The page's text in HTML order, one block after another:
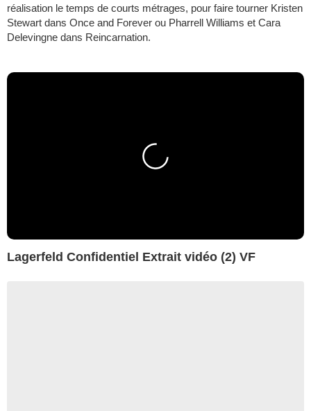
réalisation le temps de courts métrages, pour faire tourner Kristen
Stewart dans Once and Forever ou Pharrell Williams et Cara
Delevingne dans Reincarnation.
Lagerfeld Confidentiel Extrait vidéo (2) VF